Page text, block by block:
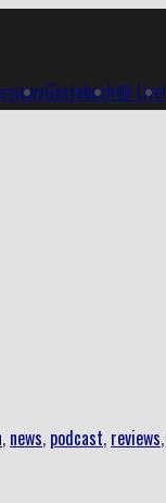
Gästebuch🔴 Live!
, news, podcast, reviews,